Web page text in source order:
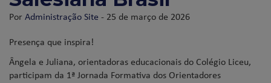
PorAdministração Site - 25 de março de 2026
Presença que inspira!
Ângela e Juliana, orientadoras educacionais do Colégio Liceu,
participam da 1ª Jornada Formativa dos Orientadores